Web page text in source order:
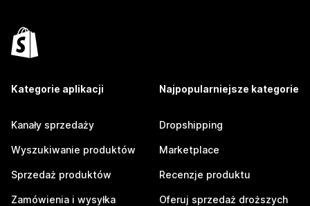
Kategorie aplikacji
Kanały sprzedaży
Wyszukiwanie produktów
Sprzedaż produktów
Zamówienia i wysyłka
Najpopularniejsze kategorie
Dropshipping
Marketplace
Recenzje produktu
Oferuj sprzedaż droższych